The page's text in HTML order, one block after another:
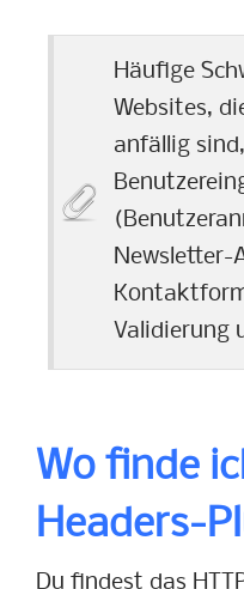
Häufige
Websites,
anfällig
Newsletter-
Validierung
Wo finde
Headers-
Du findest das